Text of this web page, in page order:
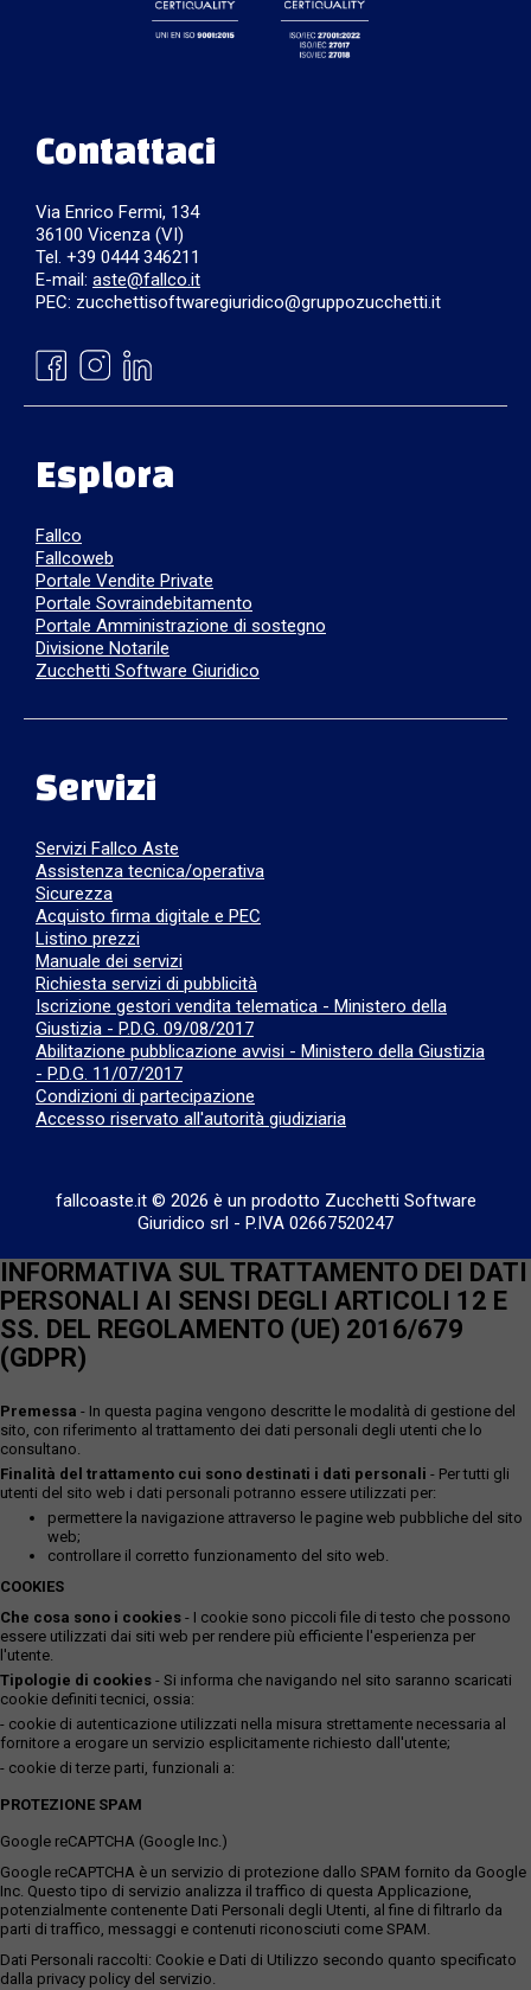
Contattaci
Via Enrico Fermi, 134
36100 Vicenza (VI)
Tel. +39 0444 346211
E-mail: aste@fallco.it
PEC: zucchettisoftwaregiuridico@gruppozucchetti.it
Esplora
Fallco
Fallcoweb
Portale Vendite Private
Portale Sovraindebitamento
Portale Amministrazione di sostegno
Divisione Notarile
Zucchetti Software Giuridico
Servizi
Servizi Fallco Aste
Assistenza tecnica/operativa
Sicurezza
Acquisto firma digitale e PEC
Listino prezzi
Manuale dei servizi
Richiesta servizi di pubblicità
Iscrizione gestori vendita telematica - Ministero della
Giustizia - P.D.G. 09/08/2017
Abilitazione pubblicazione avvisi - Ministero della Giustizia
- P.D.G. 11/07/2017
Condizioni di partecipazione
Accesso riservato all'autorità giudiziaria
fallcoaste.it © 2026 è un prodotto Zucchetti Software
Giuridico srl - P.IVA 02667520247
INFORMATIVA SUL TRATTAMENTO DEI DATI
PERSONALI AI SENSI DEGLI ARTICOLI 12 E
SS. DEL REGOLAMENTO (UE) 2016/679
(GDPR)
Premessa - In questa pagina vengono descritte le modalità di gestione del
sito, con riferimento al trattamento dei dati personali degli utenti che lo
consultano.
Finalità del trattamento cui sono destinati i dati personali - Per tutti gli
utenti del sito web i dati personali potranno essere utilizzati per:
permettere la navigazione attraverso le pagine web pubbliche del sito
web;
controllare il corretto funzionamento del sito web.
COOKIES
Che cosa sono i cookies - I cookie sono piccoli file di testo che possono
essere utilizzati dai siti web per rendere più efficiente l'esperienza per
l'utente.
Tipologie di cookies - Si informa che navigando nel sito saranno scaricati
cookie definiti tecnici, ossia:
- cookie di autenticazione utilizzati nella misura strettamente necessaria al
fornitore a erogare un servizio esplicitamente richiesto dall'utente;
- cookie di terze parti, funzionali a:
PROTEZIONE SPAM
Google reCAPTCHA (Google Inc.)
Google reCAPTCHA è un servizio di protezione dallo SPAM fornito da Google
Inc. Questo tipo di servizio analizza il traffico di questa Applicazione,
potenzialmente contenente Dati Personali degli Utenti, al fine di filtrarlo da
parti di traffico, messaggi e contenuti riconosciuti come SPAM.
Dati Personali raccolti: Cookie e Dati di Utilizzo secondo quanto specificato
dalla privacy policy del servizio.